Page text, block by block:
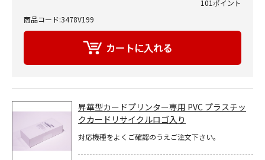
101ポイント
商品コード:3478V199
昇華型カードプリンター専用 PVC プラスチッ
クカードリサイクルロゴ入り
対応機種をよくご確認のうえご注文下さい。